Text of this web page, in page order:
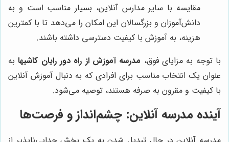
مقایسه با سایر مدارس آنلاین، بسیار مناسب است و به
دانش‌آموزان و بزرگسالان این امکان را می‌دهد تا با کمترین
هزینه، به آموزش با کیفیت دسترسی داشته باشند.
با توجه به مزایای فوق، مدرسه آموزش از راه دور رایان کاشیهابه
عنوان یک انتخاب مناسب برای افرادی که به دنبال آموزش آنلاین
با کیفیت و مقرون به صرفه هستند، توصیه می‌شود.
آینده مدرسه آنلاین: چشم‌انداز و فرصت‌ها